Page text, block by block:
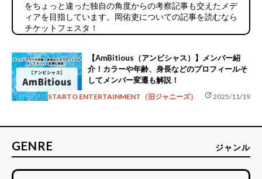
をちょっと違った独自の角度からの考察記事も交えたメデ
ィアを目指しています。岡佑吏についての記事を読むなら
チケットフェスタ！
【AmBitious（アンビシャス）】メンバー紹
介！カラーや年齢、身長などのプロフィールそ
してメンバー変遷も解説！
STARTO ENTERTAINMENT（旧ジャニーズ） update2025/11/19
GENRE ジャンル